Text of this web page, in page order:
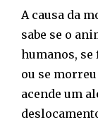
A causa da
sabe se o
humanos, se
ou se
acende um